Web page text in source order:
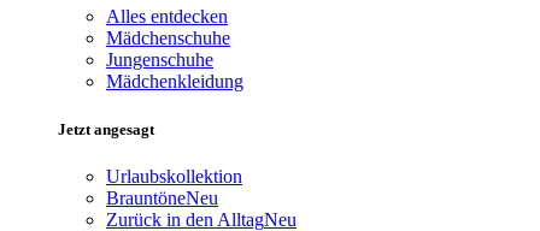
Alles entdecken
Mädchenschuhe
Jungenschuhe
Mädchenkleidung
Jetzt angesagt
Urlaubskollektion
BrauntöneNeu
Zurück in den AlltagNeu